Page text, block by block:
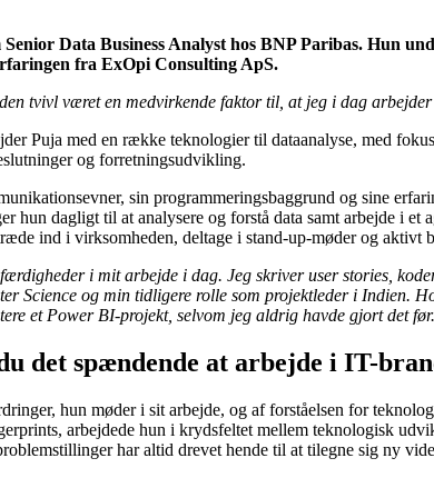
Data Business Analyst hos BNP Paribas. Hun
fra ExOpi Consulting ApS.
tvivl været en medvirkende faktor til, at jeg i dag
Puja med en række teknologier til dataanalyse, med
og forretningsudvikling.
sin programmeringsbaggrund og sine
hun dagligt til at analysere og forstå data samt arbejde i
ind i virksomheden, deltage i stand-up-møder og aktivt
i mit arbejde i dag. Jeg skriver user stories,
Science og min tidligere rolle som projektleder i Indien.
et Power BI-projekt, selvom jeg aldrig havde gjort det
det spændende at arbejde i IT-
hun møder i sit arbejde, og af forståelsen for
arbejdede hun i krydsfeltet mellem teknologisk
har altid drevet hende til at tilegne sig ny